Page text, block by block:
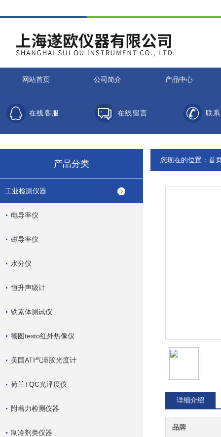
网站首页 公司简介 产品中心
在线客服 在线留言 联
产品分类
工业检测仪器
电导率仪
磁导率仪
水分仪
恒升声级计
铁素体测试仪
德图testo红外热像仪
美国ATI气溶胶光度计
荷兰TQC光泽度仪
附着力检测仪器
制冷剂类仪器
您现在的位置： 首
详细介绍
品牌